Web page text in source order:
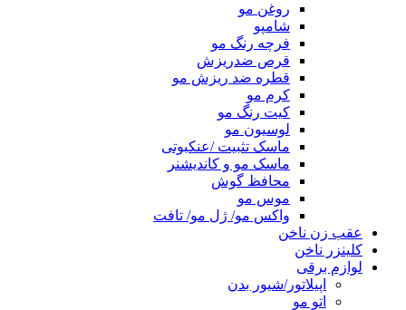
روغن مو
شامپو
فرچه رنگ مو
قرص ضدریزش
قطره ضد ریزش مو
کرم مو
کیت رنگ مو
لوسیون مو
ماسک تثبیت /عنکبوتی
ماسک مو و کاندیشنر
محافظ گوش
موس مو
واکس مو/ ژل مو/ تافت
عقب زن ناخن
کلینزر ناخن
لوازم برقی
اپیلاتور/شیور بدن
اتو مو